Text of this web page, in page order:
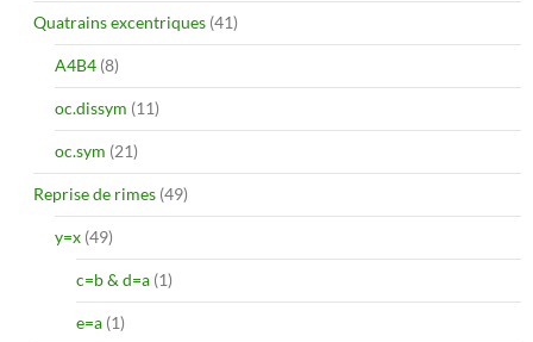
Quatrains excentriques (41)
A4B4 (8)
oc.dissym (11)
oc.sym (21)
Reprise de rimes (49)
y=x (49)
c=b & d=a (1)
e=a (1)